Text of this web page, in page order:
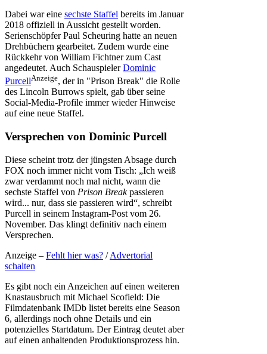
Dabei war eine sechste Staffel bereits im Januar
2018 offiziell in Aussicht gestellt worden.
Serienschöpfer Paul Scheuring hatte an neuen
Drehbüchern gearbeitet. Zudem wurde eine
Rückkehr von William Fichtner zum Cast
angedeutet. Auch SchauspielerDominic
PurcellAnzeige, der in "Prison Break" die Rolle
des Lincoln Burrows spielt, gab über seine
Social-Media-Profile immer wieder Hinweise
auf eine neue Staffel.
Versprechen von Dominic Purcell
Diese scheint trotz der jüngsten Absage durch
FOX noch immer nicht vom Tisch: „Ich weiß
zwar verdammt noch mal nicht, wann die
sechste Staffel von Prison Breakpassieren
wird... nur, dass sie passieren wird“, schreibt
Purcell in seinem Instagram-Post vom 26.
November. Das klingt definitiv nach einem
Versprechen.
Anzeige – Fehlt hier was? /Advertorial
schalten
Es gibt noch ein Anzeichen auf einen weiteren
Knastausbruch mit Michael Scofield: Die
Filmdatenbank IMDb listet bereits eine Season
6, allerdings noch ohne Details und ein
potenzielles Startdatum. Der Eintrag deutet aber
auf einen anhaltenden Produktionsprozess hin.